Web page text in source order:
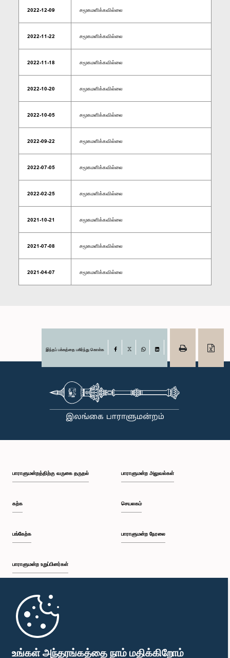
உங்கள் அந்தரங்கத்தை நாம் மதிக்கிறோம்
2022-12-09 சமூகமளிக்கவில்லை
2022-11-22 சமூகமளிக்கவில்லை
2022-11-18 சமூகமளிக்கவில்லை
2022-10-20 சமூகமளிக்கவில்லை
2022-10-05 சமூகமளிக்கவில்லை
2022-09-22 சமூகமளிக்கவில்லை
2022-07-05 சமூகமளிக்கவில்லை
2022-02-25 சமூகமளிக்கவில்லை
2021-10-21 சமூகமளிக்கவில்லை
2021-07-08 சமூகமளிக்கவில்லை
2021-04-07 சமூகமளிக்கவில்லை
இந்தப் பக்கத்தை பகிர்ந்து கொள்க Facebook
பாராளுமன்றத்திற்கு வருகை தருதல்
கற்க
பங்கேற்க
பாராளுமன்ற உறுப்பினர்கள்
முதற்பக்கம்
பாராளுமன்ற அலுவல்கள்
செயலகம்
பாராளுமன்ற நேரலை
பாராளுமன்ற கையடக்க செயலி